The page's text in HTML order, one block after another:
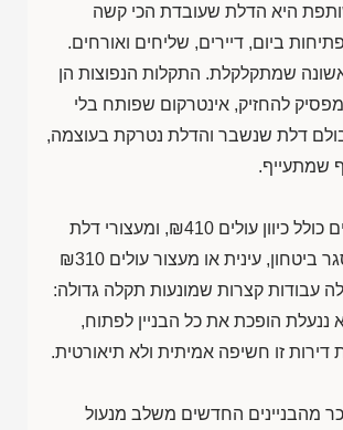
היא הדלת שעובדת הכי קשה
ביום, דיירים, שליחים ואורחים.
שמתקלקלת. התקלות הנפוצות הן
להחזיק, אינטרקום שפותח בלי
דלת שנשבר והדלת נטרקת בעוצמה,
שמתעייף.
כולל כיוון עולים ₪410, ומעצורי דלת
ביטחון, עינית או מעצור עולים ₪310
עבודות קצרות שמונעות תקלה גדולה:
ננעלת הופכת את כל הבניין לפתוח,
דירות זו חשיפה אמיתית ולא תיאורטית.
מהבניינים החדשים משלב מנעול